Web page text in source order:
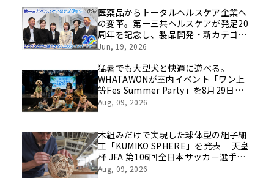
医薬品からトータルヘルスケア企業へ
の変革。第一三共ヘルスケアが発足20
周年を記念し、製品開発・新カテゴリ
挑戦の舞台や旧社統合時のエピソード
像を公開！
Jun, 19, 2026
猛暑でも大型犬と快適に遊べる。
WHATAWONが室内イベント「ワン上
等Fes Summer Party」を8月29日開
催
Aug, 09, 2026
木組みだけで実現した球体型の組子細
工「KUMIKO SPHERE」を発表― 天皇
杯 JFA 第106回全日本サッカー選手権
大会の公式ビジュアルにも採用 ―
Aug, 09, 2026